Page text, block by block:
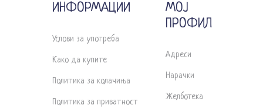
ИНФОРМАЦИИ
Услови за употреба
Како да купите
Политика за колачиња
Политика за приватност
МОЈ
ПРОФИЛ
Адреси
Нарачки
Желботека